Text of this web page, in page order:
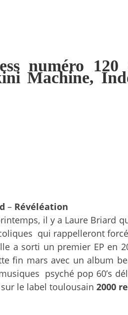
numéro
Machine,
– Révéléation
il y a Laure Briard
qui rappelleront
a sorti un premier EP en
fin mars avec un album
psyché pop 60’s
le label toulousain 2000